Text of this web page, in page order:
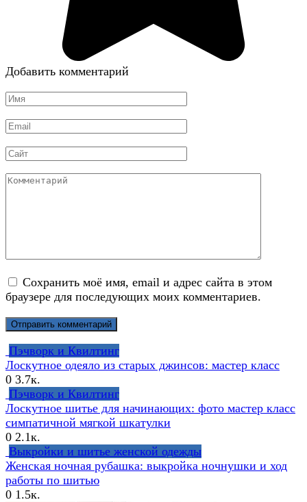
Добавить комментарий
Имя
Email
Сайт
Комментарий
Сохранить моё имя, email и адрес сайта в этом
браузере для последующих моих комментариев.
Пэчворк и Квилтинг
Лоскутное одеяло из старых джинсов: мастер класс
0 3.7к.
Пэчворк и Квилтинг
Лоскутное шитье для начинающих: фото мастер класс
симпатичной мягкой шкатулки
0 2.1к.
Выкройки и шитье женской одежды
Женская ночная рубашка: выкройка ночнушки и ход
работы по шитью
0 1.5к.